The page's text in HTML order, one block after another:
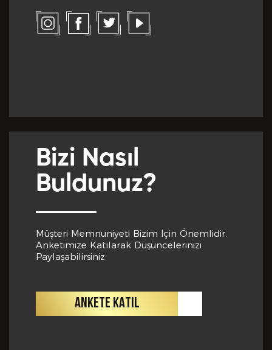
Bizi Nasıl
Buldunuz?
Müşteri Memnuniyeti Bizim İçin Önemlidir.
Anketimize Katılarak Düşüncelerinizi
Paylaşabilirsiniz.
ANKETE KATIL
Yabancı Dil *
Yabancı Dil Seviyesi *
Bize Kaç Yıldız Verirdiniz?